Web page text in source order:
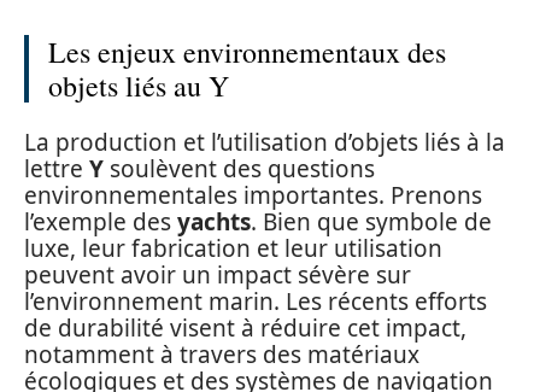
Les enjeux environnementaux des
objets liés au Y
La production et l’utilisation d’objets liés à la
lettre Y soulèvent des questions
environnementales importantes. Prenons
l’exemple desyachts. Bien que symbole de
luxe, leur fabrication et leur utilisation
peuvent avoir un impact sévère sur
l’environnement marin. Les récents efforts
de durabilité visent à réduire cet impact,
notamment à travers des matériaux
écologiques et des systèmes de navigation